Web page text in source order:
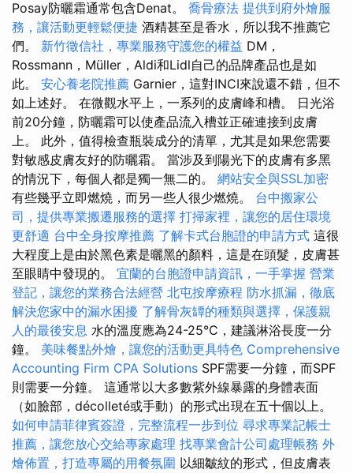
Posay防曬霜通常包含Denat。 喬骨療法 提供到府外燴服
務，讓活動更輕鬆便捷 酒精甚至是香水，所以我不推薦它
們。 新竹徵信社，專業服務守護您的權益 DM，
Rossmann，Müller，Aldi和Lidl自己的品牌產品也是如
此。 安心養老院推薦 Garnier，這對INCI來說還不錯，但不
如上述好。 在微觀水平上，一系列的皮膚峰和槽。 日光浴
前20分鐘，防曬霜可以使產品流入槽並正確連接到皮膚
上。 此外，值得檢查瓶裝成分的清單，尤其是如果您需要
對敏感皮膚友好的防曬霜。 當涉及到陽光下的皮膚有多黑
的情況下，每個人都是獨一無二的。 網站安全與SSL加密
有些幾乎立即燃燒，而另一些人很少燃燒。 台中搬家公
司，提供專業搬遷服務的選擇 打掃家裡，讓您的居住環境
更舒適 台中全身按摩推薦 了解卡式台胞證的申請方式 這很
大程度上是由於黑色素是曬黑的顏料，這是在頭髮，皮膚甚
至眼睛中發現的。 宜蘭的台胞證申請資訊，一手掌握 營業
登記，讓您的業務合法經營 北屯按摩療程 防水抓漏，徹底
解決您家中的漏水困擾 了解骨灰罈的種類與選擇，保護親
人的最後安息 水的溫度應為24-25°C，建議淋浴長度一分
鐘。 美味餐點外燴，讓您的活動更具特色 Comprehensive
Accounting Firm CPA Solutions SPF需要一分鐘，而SPF
則需要一分鐘。 這通常以大多數紫外線暴露的身體表面
（如臉部，décolleté或手動）的形式出現在五十個以上。
如何申請菲律賓簽證，完整流程一步到位 尋求專業記帳士
推薦，讓您放心交給專家處理 找專業會計公司處理帳務 外
燴佈置，打造專屬的用餐氛圍 以細皺紋的形式，但皮膚表